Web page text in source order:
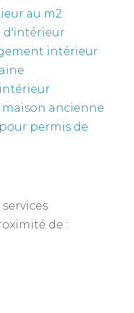
au m2
d'intérieur
intérieur
ancienne
permis de
de :